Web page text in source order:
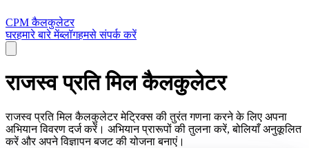
CPM कैलकुलेटर
घरहमारे बारे मेंब्लॉगहमसे संपर्क करें
राजस्व प्रति मिल कैलकुलेटर
राजस्व प्रति मिल कैलकुलेटर मेट्रिक्स की तुरंत गणना करने के लिए अपना
अभियान विवरण दर्ज करें। अभियान प्रारूपों की तुलना करें, बोलियाँ अनुकूलित
करें और अपने विज्ञापन बजट की योजना बनाएं।